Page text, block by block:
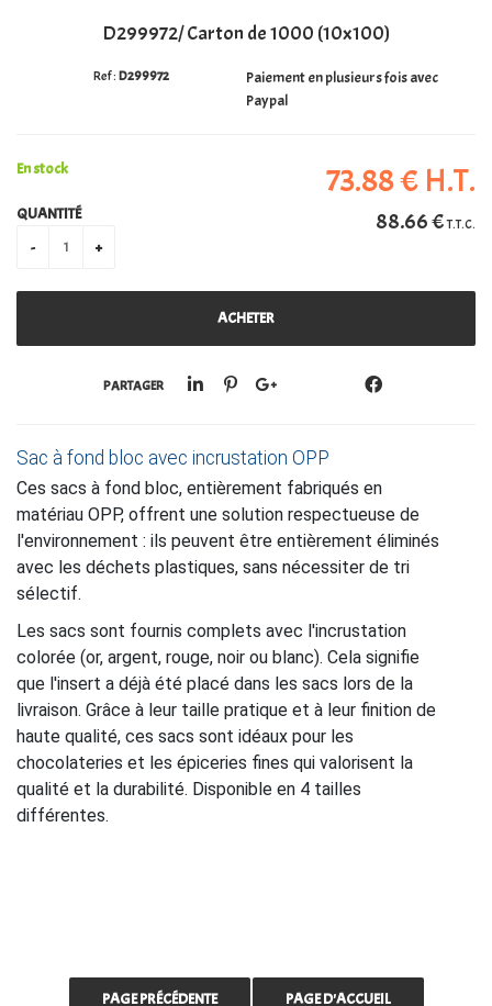
PERSONALISATIOND299972/ Carton de 1000 (10x100)
Paiement en plusieurs fois avec
Paypal
D299972
73.88€ H.T.
88.66€T.T.C.
En stock
QUANTITÉ
PARTAGER
Sac à fond bloc avec incrustation OPP
Ces sacs à fond bloc, entièrement fabriqués en
matériau OPP, offrent une solution respectueuse de
l'environnement : ils peuvent être entièrement éliminés
avec les déchets plastiques, sans nécessiter de tri
sélectif.
Les sacs sont fournis complets avec l'incrustation
colorée (or, argent, rouge, noir ou blanc). Cela signifie
que l'insert a déjà été placé dans les sacs lors de la
livraison. Grâce à leur taille pratique et à leur finition de
haute qualité, ces sacs sont idéaux pour les
chocolateries et les épiceries fines qui valorisent la
qualité et la durabilité. Disponible en 4 tailles
différentes.